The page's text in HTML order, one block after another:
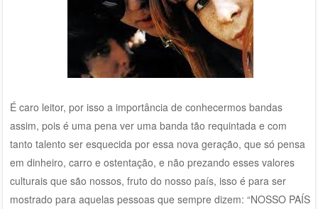
É caro leitor, por isso a importância de conhecermos bandas
assim, pois é uma pena ver uma banda tão requintada e com
tanto talento ser esquecida por essa nova geração, que só pensa
em dinheiro, carro e ostentação, e não prezando esses valores
culturais que são nossos, fruto do nosso país, isso é para ser
mostrado para aquelas pessoas que sempre dizem: “NOSSO PAÍS